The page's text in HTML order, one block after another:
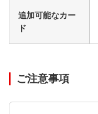
追加可能なカー
ド
ご注意事項